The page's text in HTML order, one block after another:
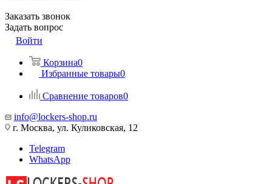
Заказать звонок
Задать вопрос
Войти
Корзина0
Избранные товары0
Сравнение товаров0
info@lockers-shop.ru
г. Москва, ул. Куликовская, 12
Telegram
WhatsApp